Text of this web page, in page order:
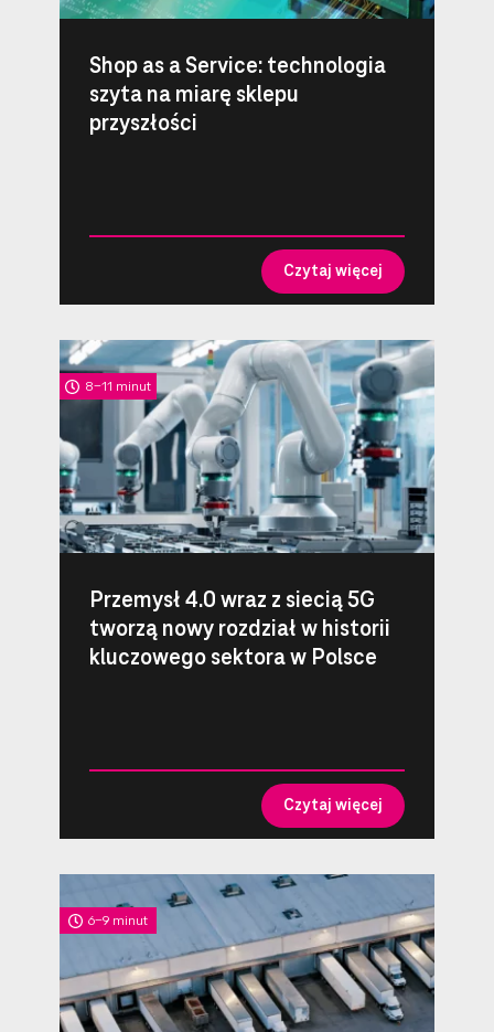
Shop as a Service: technologia
szyta na miarę sklepu
przyszłości
Czytaj więcej
8-11 minut
Przemysł 4.0 wraz z siecią 5G
tworzą nowy rozdział w historii
kluczowego sektora w Polsce
Czytaj więcej
6-9 minut